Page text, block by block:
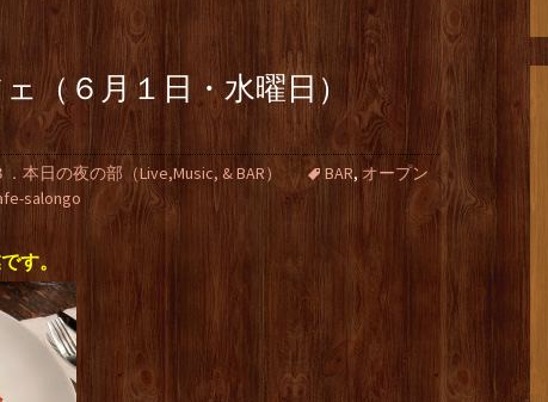
ェ（６月１日・水曜日）
．本日の夜の部（Live,Music, & BAR） BAR, オープン
salongo
す。